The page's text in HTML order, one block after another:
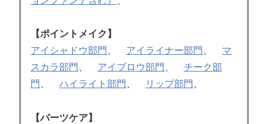
【ポイントメイク】
アイシャドウ部門 、 アイライナー部門 、 マ
スカラ部門 、 アイブロウ部門 、 チーク部
門 、 ハイライト部門 、 リップ部門 、
【パーツケア】